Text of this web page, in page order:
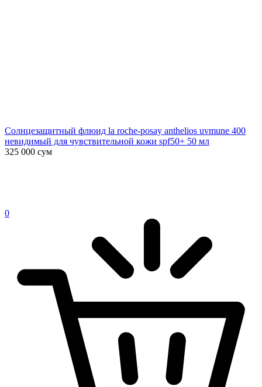
Солнцезащитный флюид la roche-posay anthelios uvmune 400
невидимый для чувствительной кожи spf50+ 50 мл
325 000 сум
0